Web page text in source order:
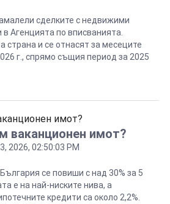
сделките с недвижими
Агенцията по вписванията.
страна и се отнасят за месеците
г., спрямо същия период за 2025
консултанти и икономисти
ваканционен имот?
2026, 02:50:03 PM
се повиши с над 30% за 5
е на най-ниските нива, а
кредити са около 2,2%.